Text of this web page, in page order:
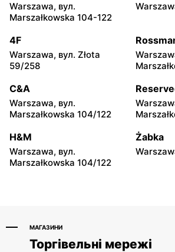
Livio
Zygmunta Starego 2
Livio
91
Livio
Mazowiecka 48A
Livio
50
Livio
Witosa 3
Livio
Livio Livio
Warszawa, вул.
Marszałkowska 104-122
4F
Warszawa, вул. Złota
59/258
C&A
Warszawa, вул.
Marszałkowska 104/122
H&M
Warszawa, вул.
Marszałkowska 104/122
Żabka
МАГАЗИНИ
Торгівельні мережі